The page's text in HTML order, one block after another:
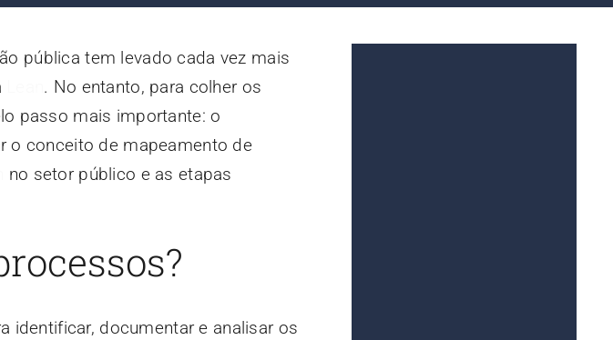
pública tem levado cada vez mais
. No entanto, para colher os
passo mais importante: o
o conceito de mapeamento de
no setor público e as etapas
identificar, documentar e analisar os